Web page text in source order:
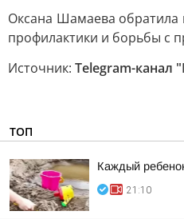
Оксана Шамаева обратила
профилактики и борьбы с
Источник: Telegram-канал
ТОП
Каждый
21:10